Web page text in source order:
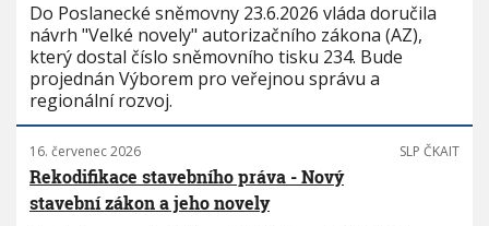
Do Poslanecké sněmovny 23.6.2026 vláda doručila
návrh "Velké novely" autorizačního zákona (AZ),
který dostal číslo sněmovního tisku 234. Bude
projednán Výborem pro veřejnou správu a
regionální rozvoj.
16. červenec 2026 SLP ČKAIT
Rekodifikace stavebního práva - Nový
stavební zákon a jeho novely